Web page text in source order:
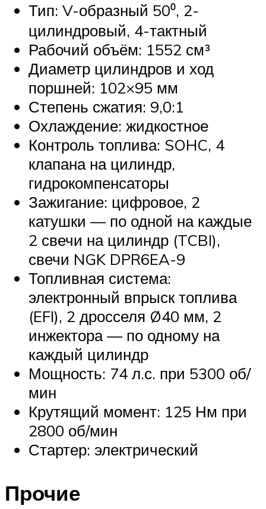
Тип: V-образный 50⁰, 2-
цилиндровый, 4-тактный
Рабочий объём: 1552 см³
Диаметр цилиндров и ход
поршней: 102×95 мм
Степень сжатия: 9,0:1
Охлаждение: жидкостное
Контроль топлива: SOHC, 4
клапана на цилиндр,
гидрокомпенсаторы
Зажигание: цифровое, 2
катушки — по одной на каждые
2 свечи на цилиндр (TCBI),
свечи NGK DPR6EA-9
Топливная система:
электронный впрыск топлива
(EFI), 2 дросселя Ø40 мм, 2
инжектора — по одному на
каждый цилиндр
Мощность: 74 л.с. при 5300 об/
мин
Крутящий момент: 125 Нм при
2800 об/мин
Стартер: электрический
Прочие